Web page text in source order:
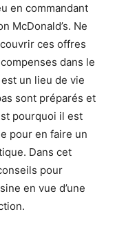
en commandant
McDonald’s. Ne
ces offres
dans le
un lieu de vie
sont préparés et
pourquoi il est
pour en faire un
Dans cet
pour
en vue d’une